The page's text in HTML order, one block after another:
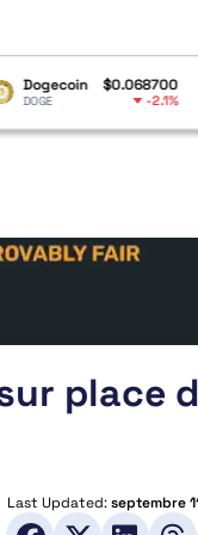
-2.1% ETH
place
Last Updated:septembre